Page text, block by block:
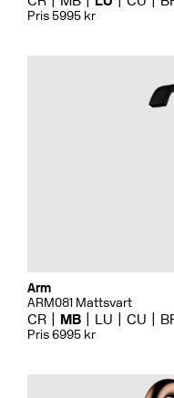
Pris 5995 kr
Arm
ARM081 Mattsvart
CR MB LU CU
Pris 6995 kr